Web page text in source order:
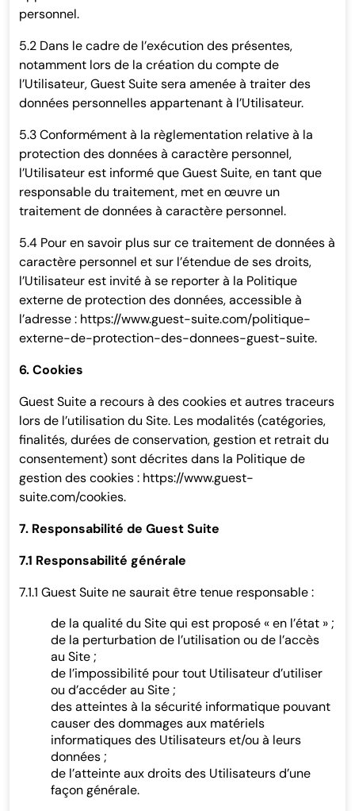
personnel.
5.2 Dans le cadre de l’exécution des présentes,
notamment lors de la création du compte de
l’Utilisateur, Guest Suite sera amenée à traiter des
données personnelles appartenant à l’Utilisateur.
5.3 Conformément à la règlementation relative à la
protection des données à caractère personnel,
l’Utilisateur est informé que Guest Suite, en tant que
responsable du traitement, met en œuvre un
traitement de données à caractère personnel.
5.4 Pour en savoir plus sur ce traitement de données à
caractère personnel et sur l’étendue de ses droits,
l’Utilisateur est invité à se reporter à la Politique
externe de protection des données, accessible à
l’adresse : https://www.guest-suite.com/politique-
externe-de-protection-des-donnees-guest-suite.
6. Cookies
Guest Suite a recours à des cookies et autres traceurs
lors de l’utilisation du Site. Les modalités (catégories,
finalités, durées de conservation, gestion et retrait du
consentement) sont décrites dans la Politique de
gestion des cookies : https://www.guest-
suite.com/cookies.
7. Responsabilité de Guest Suite
7.1 Responsabilité générale
7.1.1 Guest Suite ne saurait être tenue responsable :
de la qualité du Site qui est proposé « en l’état » ;
de la perturbation de l’utilisation ou de l’accès
au Site ;
de l’impossibilité pour tout Utilisateur d’utiliser
ou d’accéder au Site ;
des atteintes à la sécurité informatique pouvant
causer des dommages aux matériels
informatiques des Utilisateurs et/ou à leurs
données ;
de l’atteinte aux droits des Utilisateurs d’une
façon générale.